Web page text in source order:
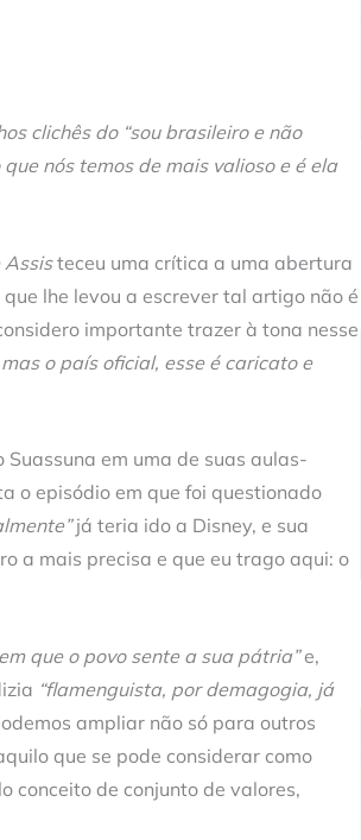
clichês do “sou brasileiro e não
nós temos de mais valioso e é ela
Assisteceu uma crítica a uma abertura
lhe levou a escrever tal artigo não é
importante trazer à tona nesse
o país oficial, esse é caricato e
em uma de suas aulas-
o episódio em que foi questionado
já teria ido a Disney, e sua
a mais precisa e que eu trago aqui: o
que o povo sente a sua pátria”e,
“flamenguista, por demagogia, já
ampliar não só para outros
que se pode considerar como
conceito de conjunto de valores,